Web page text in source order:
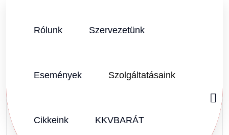
Rólunk Szervezetünk
Események Szolgáltatásaink
Cikkeink KKVBARÁT
2025.04.24. Vélemény (0)
vezetők?